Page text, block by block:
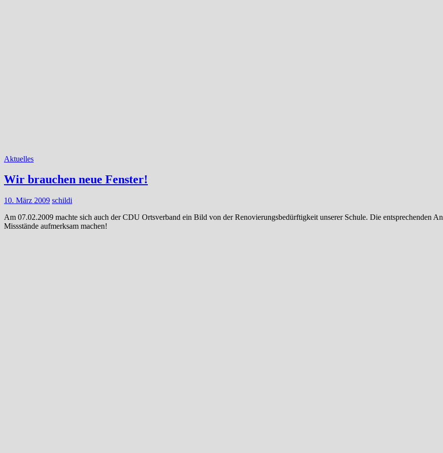
Aktuelles
Wir brauchen neue Fenster!
10. März 2009 schildi
Am 07.02.2009 machte sich auch der CDU Ortsverband ein Bild von der Renovierungsbedürftigkeit unserer Schule. Die entsprechenden
Missstände aufmerksam machen!